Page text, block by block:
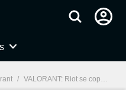
/ VALORANT: Riot se copia a sí misma y anuncia un servidor de pruebas al estilo PBE para su shooter